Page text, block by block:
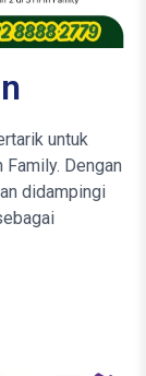
untuk
Dengan
didampingi